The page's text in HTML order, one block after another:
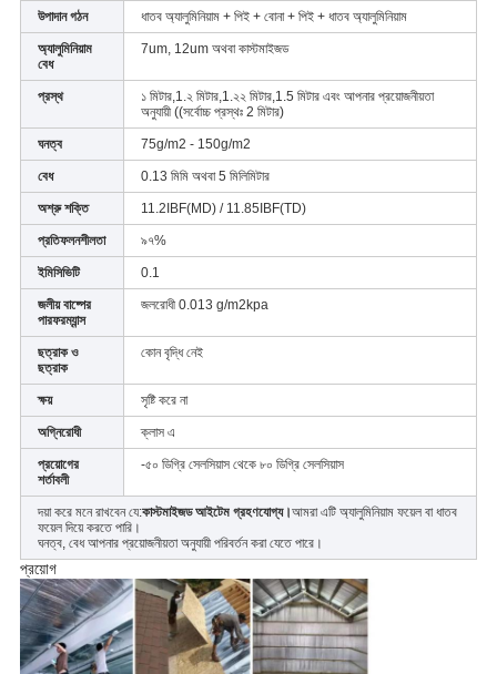
উপাদান গঠন ধাতব অ্যালুমিনিয়াম + পিই + বোনা + পিই + ধাতব অ্যালুমিনিয়াম
অ্যালুমিনিয়াম
বেধ
7um, 12um অথবা কাস্টমাইজড
প্রস্থ
১ মিটার,1.২ মিটার,1.২২ মিটার,1.5 মিটার এবং আপনার প্রয়োজনীয়তা
অনুযায়ী ((সর্বোচ্চ প্রস্থঃ 2 মিটার)
ঘনত্ব 75g/m2 - 150g/m2
বেধ 0.13 মিমি অথবা 5 মিলিমিটার
অশ্রু শক্তি 11.2IBF(MD) / 11.85IBF(TD)
প্রতিফলনশীলতা ৯৭%
ইমিসিভিটি 0.1
জলীয় বাষ্পের
পারফরম্যান্স
জলরোধী 0.013 g/m2kpa
ছত্রাক ও
ছত্রাক
কোন বৃদ্ধি নেই
ক্ষয় সৃষ্টি করে না
অগ্নিরোধী ক্লাস এ
প্রয়োগের
শর্তাবলী
-৫০ ডিগ্রি সেলসিয়াস থেকে ৮০ ডিগ্রি সেলসিয়াস
দয়া করে মনে রাখবেন যে:কাস্টমাইজড আইটেম গ্রহণযোগ্য।আমরা এটি অ্যালুমিনিয়াম ফয়েল বা ধাতব
ফয়েল দিয়ে করতে পারি।
ঘনত্ব, বেধ আপনার প্রয়োজনীয়তা অনুযায়ী পরিবর্তন করা যেতে পারে।
প্রয়োগ